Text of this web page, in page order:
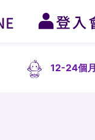
12-24個月